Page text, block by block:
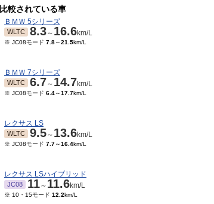
較されている車
ＢＭＷ 5シリーズ
WLTC 8.3～ 16.6km/L
※ JC08モード 7.8～21.5km/L
ＢＭＷ 7シリーズ
WLTC 6.7～ 14.7km/L
※ JC08モード 6.4～17.7km/L
レクサス LS
WLTC 9.5～ 13.6km/L
※ JC08モード 7.7～16.4km/L
レクサス LSハイブリッド
JC08 11～ 11.6km/L
※ 10・15モード 12.2km/L